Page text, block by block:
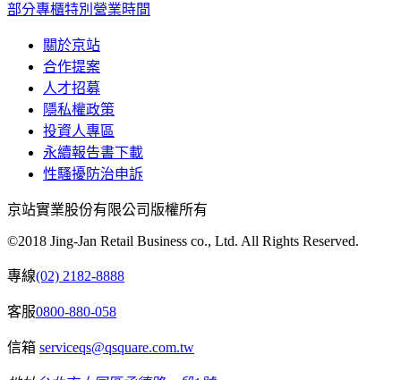
部分專櫃特別營業時間
關於京站
合作提案
人才招募
隱私權政策
投資人專區
永續報告書下載
性騷擾防治申訴
京站實業股份有限公司版權所有
©2018 Jing-Jan Retail Business co., Ltd. All Rights Reserved.
專線(02) 2182-8888
客服0800-880-058
信箱 serviceqs@qsquare.com.tw